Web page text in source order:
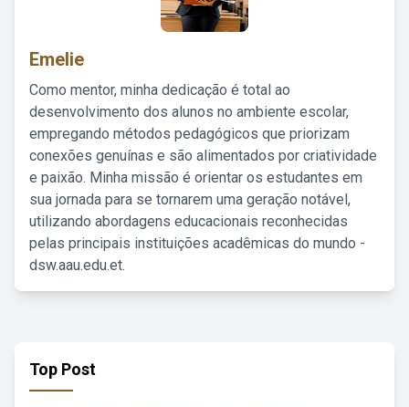
Emelie
Como mentor, minha dedicação é total ao
desenvolvimento dos alunos no ambiente escolar,
empregando métodos pedagógicos que priorizam
conexões genuínas e são alimentados por criatividade
e paixão. Minha missão é orientar os estudantes em
sua jornada para se tornarem uma geração notável,
utilizando abordagens educacionais reconhecidas
pelas principais instituições acadêmicas do mundo -
dsw.aau.edu.et.
Top Post